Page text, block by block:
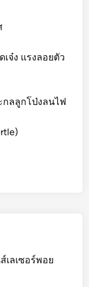
เจ๋ง แรงลอยตัว
กลลูกโป่งลนไฟ
เลเซอร์พอย